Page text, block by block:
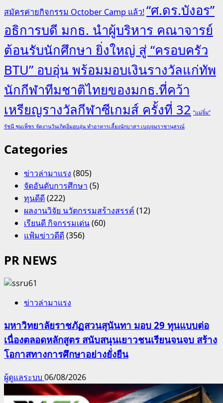
สมัครค่ายกิจกรรม October Camp แล้ว!“ศ.ดร.บังอร”
อธิการบดี มกธ. นำผู้บริหาร คณาจารย์
ต้อนรับนักศึกษา ยิ่งใหญ่ สู่ “ครอบครัว
BTU” อบอุ่น พร้อมมอบเงินรางวัลแก่ทัพ
นักกีฬาทีมชาติไทยของมกธ.ที่คว้า
เหรียญรางวัลกีฬาซีเกมส์ ครั้งที่ 32 “แม่จิ๋ม”
รัชนี ชุมเพ็ชร จัดงานวันเกิดอิ่มอบอุ่น ทำอาหารเลี้ยงนักบาสฯ เบญจมราชานุสรณ์
Categories
ข่าวล่ามาแรง (805)
จัดอันดับการศึกษา (5)
ทุนดีดี(222)
ผลงานวิจัย นวัตกรรมสร้างสรรค์(12)
เรียนดี กิจกรรมเด่น(60)
แฟ้มข่าวดีดี(356)
PR NEWS
ข่าวล่ามาแรง
มหาวิทยาลัยราชภัฏสวนสุนันทา มอบ 29 ทุนแบบต่อ
เนื่องตลอดหลักสูตร สนับสนุนเยาวชนเรียนจนจบ สร้าง
โอกาสทางการศึกษาอย่างยั่งยืน
ผู้ดูแลระบบ 06/08/2026